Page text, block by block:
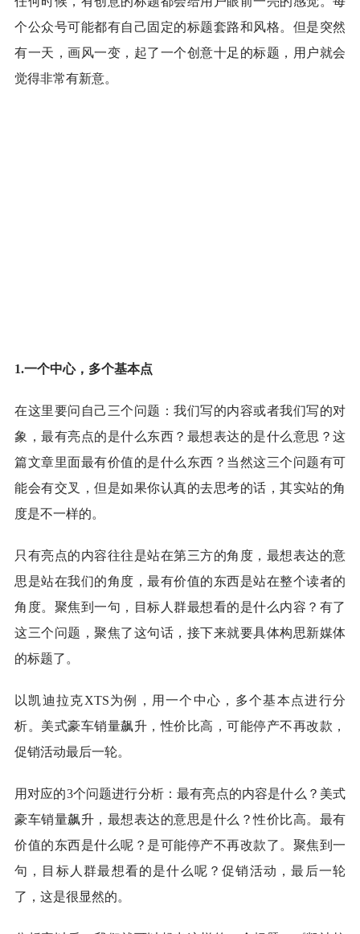
个公众号可能都有自己固定的标题套路和风格。但是突然
有一天，画风一变，起了一个创意十足的标题，用户就会
觉得非常有新意。
1.一个中心，多个基本点
在这里要问自己三个问题：我们写的内容或者我们写的对
象，最有亮点的是什么东西？最想表达的是什么意思？这
篇文章里面最有价值的是什么东西？当然这三个问题有可
能会有交叉，但是如果你认真的去思考的话，其实站的角
度是不一样的。
只有亮点的内容往往是站在第三方的角度，最想表达的意
思是站在我们的角度，最有价值的东西是站在整个读者的
角度。聚焦到一句，目标人群最想看的是什么内容？有了
这三个问题，聚焦了这句话，接下来就要具体构思新媒体
的标题了。
以凯迪拉克XTS为例，用一个中心，多个基本点进行分
析。美式豪车销量飙升，性价比高，可能停产不再改款，
促销活动最后一轮。
用对应的3个问题进行分析：最有亮点的内容是什么？美式
豪车销量飙升，最想表达的意思是什么？性价比高。最有
价值的东西是什么呢？是可能停产不再改款了。聚焦到一
句，目标人群最想看的是什么呢？促销活动，最后一轮
了，这是很显然的。